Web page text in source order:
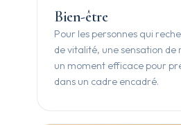
Bien-être
Pour les personnes qui
de vitalité, une sensation de
un moment efficace pour
dans un cadre encadré.